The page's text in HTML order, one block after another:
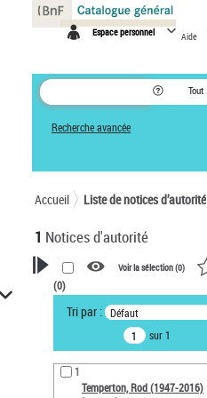
Espace personnel Aide
Tout
Recherche avancée
Accueil Liste de notices d’autorité
1 Notices d'autorité
VOTRE RECHERCHE
Recherche avancée dans les
notices d’autorité
Œuvres liées à l'auteur :
Temperton, Rod (1947-2016)
Voir la sélection (0)
(0)
Tri par : Défaut
sur 1
1
Temperton, Rod (1947-2016)
Panneau de gestion des cookies